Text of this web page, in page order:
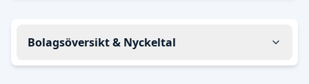
Bolagsöversikt & Nyckeltal